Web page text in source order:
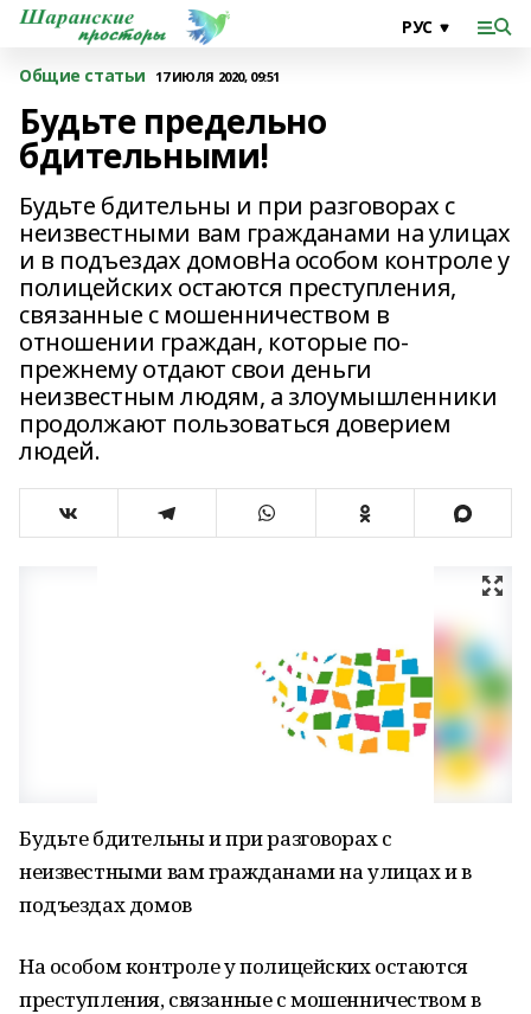
Общие статьи 17 ИЮЛЯ 2020, 09:51
Будьте предельно
бдительными!
Будьте бдительны и при разговорах с
неизвестными вам гражданами на улицах
и в подъездах домовНа особом контроле у
полицейских остаются преступления,
связанные с мошенничеством в
отношении граждан, которые по-
прежнему отдают свои деньги
неизвестным людям, а злоумышленники
продолжают пользоваться доверием
людей.
Будьте бдительны и при разговорах с
неизвестными вам гражданами на улицах и в
подъездах домов
На особом контроле у полицейских остаются
преступления, связанные с мошенничеством в